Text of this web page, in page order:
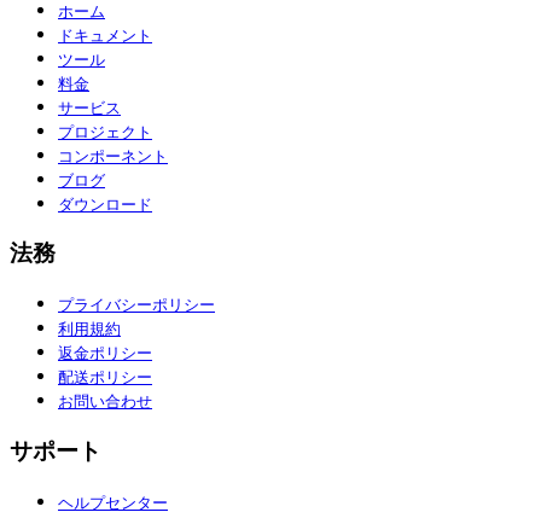
ホーム
ドキュメント
ツール
料金
サービス
プロジェクト
コンポーネント
ブログ
ダウンロード
法務
プライバシーポリシー
利用規約
返金ポリシー
配送ポリシー
お問い合わせ
サポート
ヘルプセンター